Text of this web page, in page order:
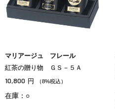
マリアージュ フレール
紅茶の贈り物 ＧＳ－５Ａ
10,800 円 （8%税込）
在庫：○